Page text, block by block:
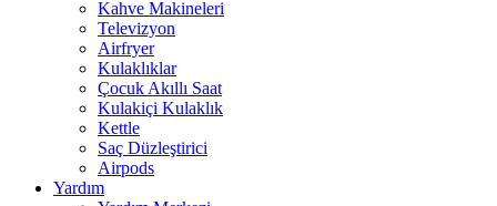
Kahve Makineleri
Televizyon
Airfryer
Kulaklıklar
Çocuk Akıllı Saat
Kulakiçi Kulaklık
Kettle
Saç Düzleştirici
Airpods
Yardım